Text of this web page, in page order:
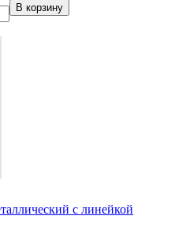
В корзину
с линейкой